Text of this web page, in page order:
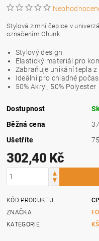
Stylová zimní čepice v
označením Chunk.
Stylový design
Elastický materiál pro
Zabraňuje unikání tepla z
Ideální pro chladné
50% Akryl, 50% Polyester
Dostupnost
Běžná cena
Ušetříte
302,40 Kč
KÓD PRODUKTU
ZNAČKA
KATEGORIE